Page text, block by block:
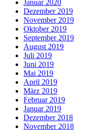
Januar 2020
Dezember 2019
November 2019
Oktober 2019
September 2019
August 2019
Juli 2019
Juni 2019
Mai 2019
April 2019
März 2019
Februar 2019
Januar 2019
Dezember 2018
November 2018